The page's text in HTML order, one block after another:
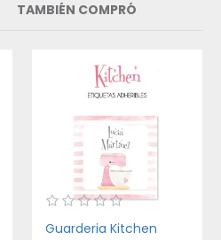
TAMBIÉN COMPRÓ
Guarderia Kitchen